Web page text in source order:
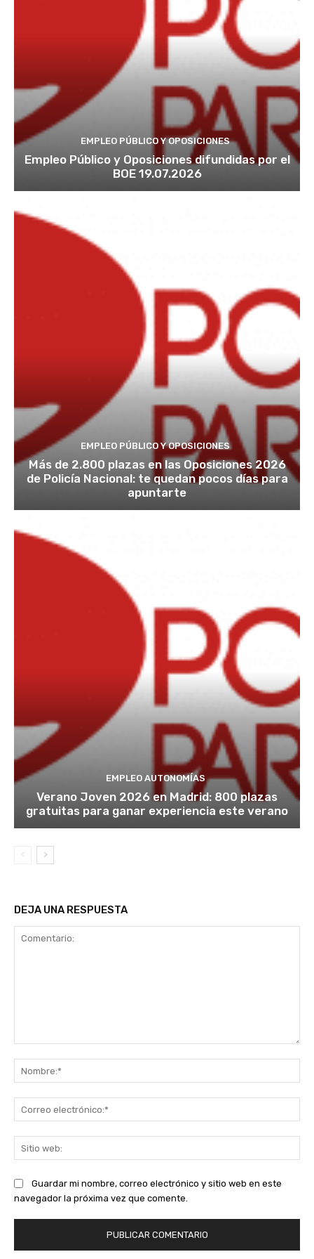
EMPLEO PÚBLICO Y OPOSICIONES
Empleo Público y Oposiciones difundidas por el
BOE 19.07.2026
EMPLEO PÚBLICO Y OPOSICIONES
Más de 2.800 plazas en las Oposiciones 2026
de Policía Nacional: te quedan pocos días para
apuntarte
EMPLEO AUTONOMÍAS
Verano Joven 2026 en Madrid: 800 plazas
gratuitas para ganar experiencia este verano
DEJA UNA RESPUESTA
Guardar mi nombre, correo electrónico y sitio web en este
navegador la próxima vez que comente.